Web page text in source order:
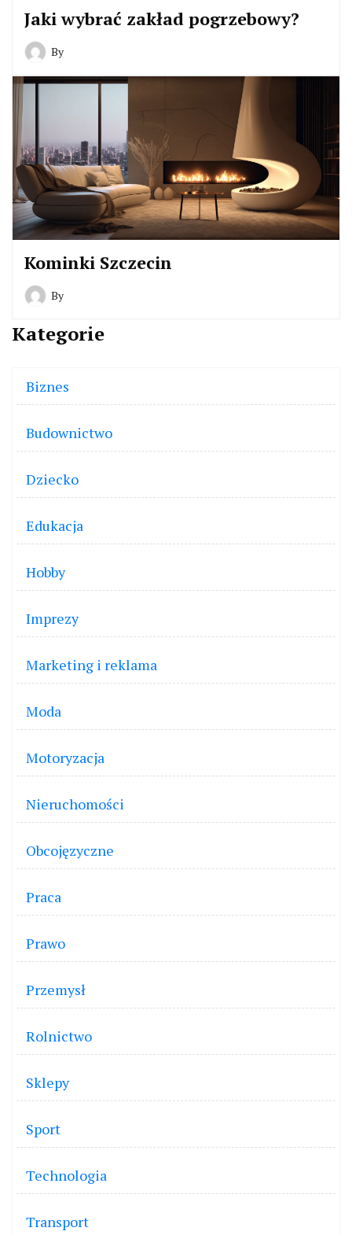
Jaki wybrać zakład pogrzebowy?
By
Kominki Szczecin
By
Kategorie
Biznes
Budownictwo
Dziecko
Edukacja
Hobby
Imprezy
Marketing i reklama
Moda
Motoryzacja
Nieruchomości
Obcojęzyczne
Praca
Prawo
Przemysł
Rolnictwo
Sklepy
Sport
Technologia
Transport